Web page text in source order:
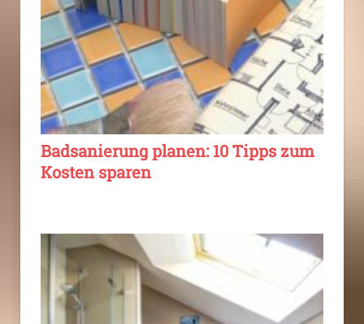
Badsanierung planen: 10 Tipps zum
Kosten sparen